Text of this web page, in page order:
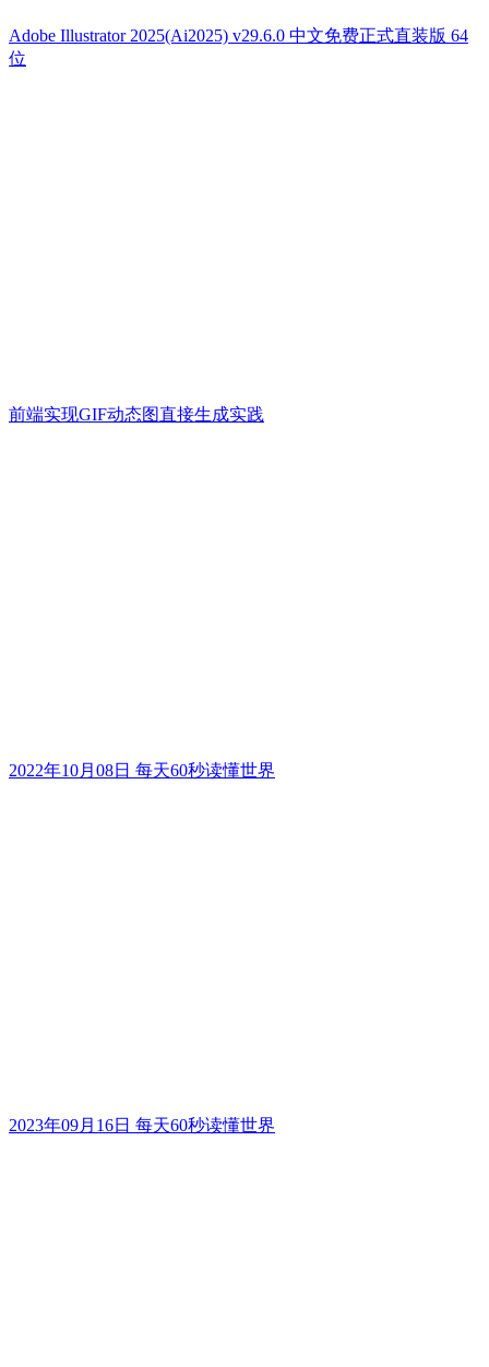
Adobe Illustrator 2025(Ai2025) v29.6.0 中文免费正式直装版 64
位
前端实现GIF动态图直接生成实践
2022年10月08日 每天60秒读懂世界
2023年09月16日 每天60秒读懂世界